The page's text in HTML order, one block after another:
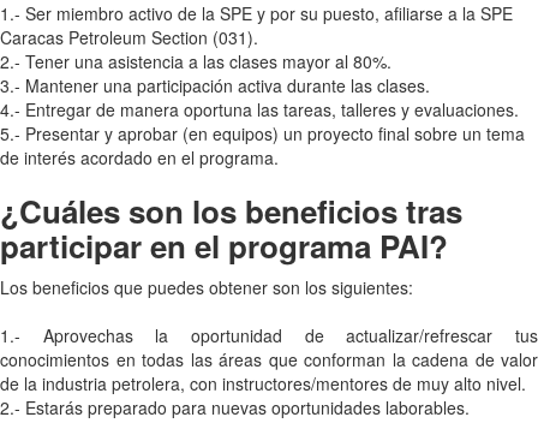
1.- Ser miembro activo de la SPE y por su puesto, afiliarse a la SPE
Caracas Petroleum Section (031).
2.- Tener una asistencia a las clases mayor al 80%.
3.- Mantener una participación activa durante las clases.
4.- Entregar de manera oportuna las tareas, talleres y evaluaciones.
5.- Presentar y aprobar (en equipos) un proyecto final sobre un tema
de interés acordado en el programa.
¿Cuáles son los beneficios tras
participar en el programa PAI?
Los beneficios que puedes obtener son los siguientes:
1.- Aprovechas la oportunidad de actualizar/refrescar tus
conocimientos en todas las áreas que conforman la cadena de valor
de la industria petrolera, con instructores/mentores de muy alto nivel.
2.- Estarás preparado para nuevas oportunidades laborables.